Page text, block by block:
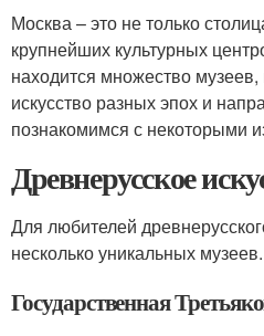
Москва – это не только
крупнейших культурных
находится множество
искусство разных эпох и
познакомимся с некоторыми
Древнерусское
Для любителей
несколько уникальных музеев.
Государственная